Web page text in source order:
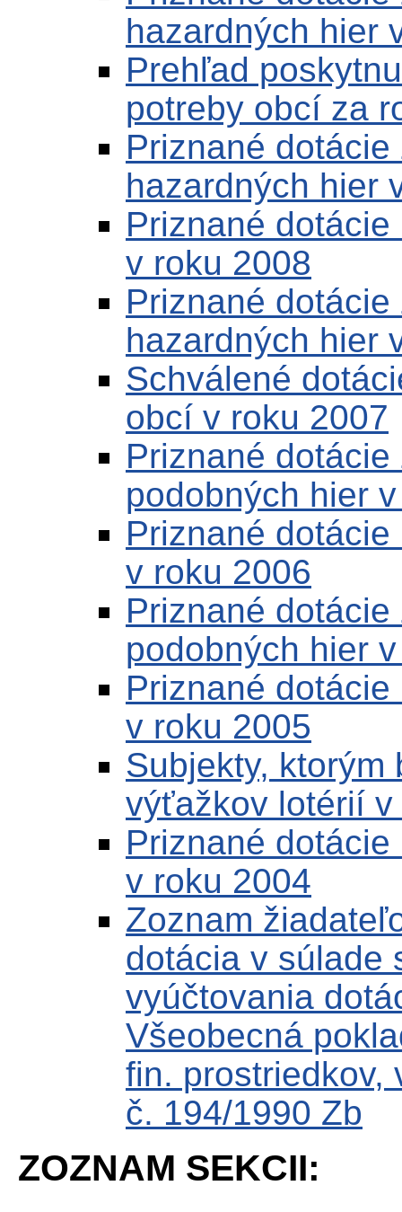
hazardných hier
Prehľad
potreby obcí za
Priznané
hazardných hier
Priznané
v roku 2008
Priznané
hazardných hier
Schválené
obcí v roku 2007
Priznané
podobných hier
Priznané
v roku 2006
Priznané
podobných hier
Priznané
v roku 2005
Subjekty, ktorým
výťažkov lotérií v
Priznané
v roku 2004
Zoznam
dotácia v súlade
vyúčtovania
Všeobecná
fin. prostriedkov,
č. 194/1990 Zb
ZOZNAM SEKCII: